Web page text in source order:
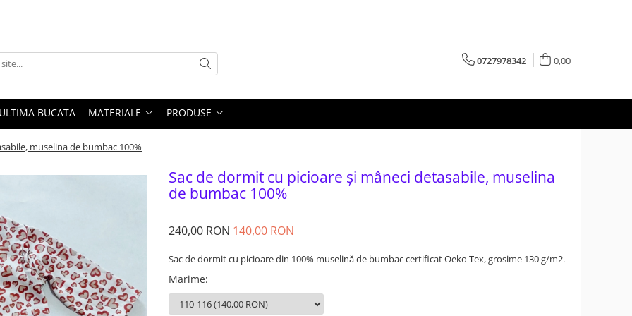
0727978342 0,00
ULTIMA BUCATA MATERIALE PRODUSE
muselina de bumbac 100%
Sac de dormit cu picioare și mâneci detasabile, muselina
de bumbac 100%
240,00 RON 140,00 RON
Sac de dormit cu picioare din 100% muselină de bumbac certificat Oeko Tex, grosime 130 g/m2.
Marime: